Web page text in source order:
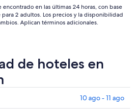
en las últimas 24 horas, con base
para 2 adultos. Los precios y la disponibilidad
Aplican términos adicionales.
de hoteles en
10 ago - 11 ago